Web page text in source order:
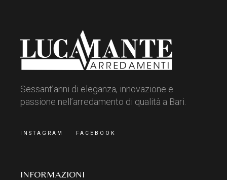
Sessant’anni di eleganza, innovazione e
passione nell’arredamento di qualità a Bari.
INSTAGRAM FACEBOOK
INFORMAZIONI